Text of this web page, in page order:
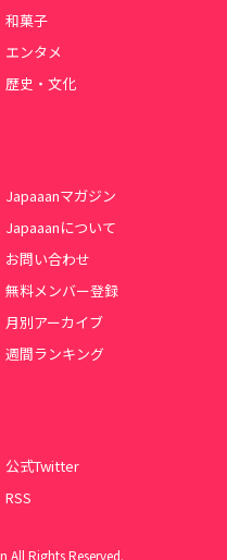
和菓子
エンタメ
歴史・文化
Japaaanマガジン
Japaaanについて
お問い合わせ
無料メンバー登録
月別アーカイブ
週間ランキング
公式Twitter
RSS
Rights Reserved.